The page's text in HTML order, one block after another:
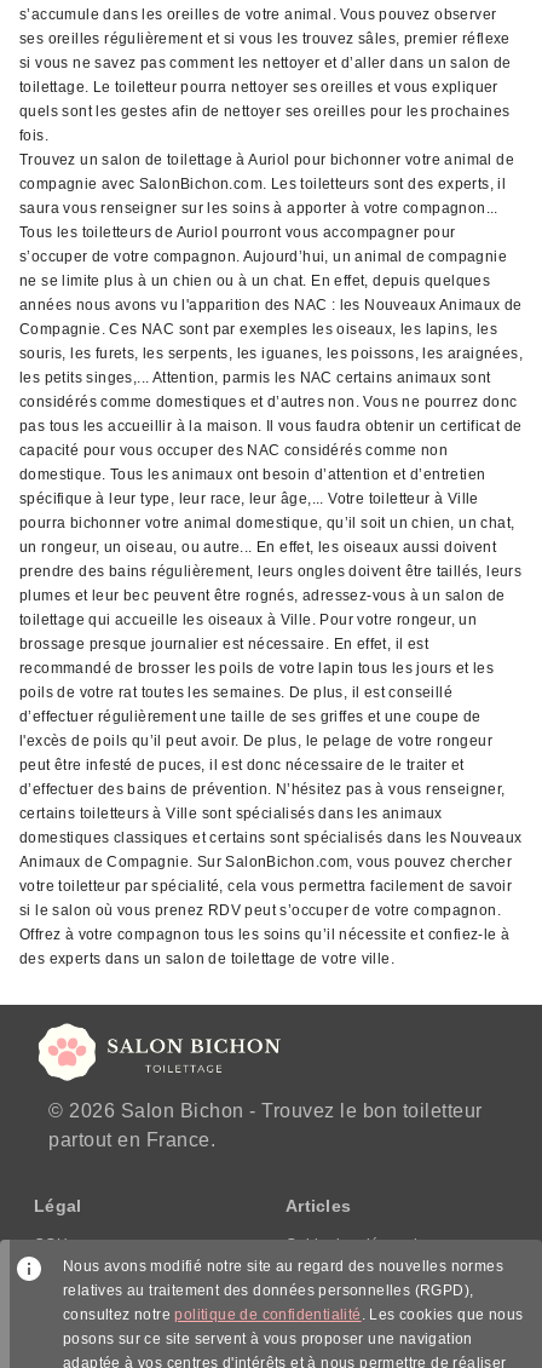
s’accumule dans les oreilles de votre animal. Vous pouvez observer
ses oreilles régulièrement et si vous les trouvez sâles, premier réflexe
si vous ne savez pas comment les nettoyer et d’aller dans un salon de
toilettage. Le toiletteur pourra nettoyer ses oreilles et vous expliquer
quels sont les gestes afin de nettoyer ses oreilles pour les prochaines
fois.
Trouvez un salon de toilettage à Auriol pour bichonner votre animal de
compagnie avec SalonBichon.com. Les toiletteurs sont des experts, il
saura vous renseigner sur les soins à apporter à votre compagnon...
Tous les toiletteurs de Auriol pourront vous accompagner pour
s’occuper de votre compagnon. Aujourd’hui, un animal de compagnie
ne se limite plus à un chien ou à un chat. En effet, depuis quelques
années nous avons vu l'apparition des NAC : les Nouveaux Animaux de
Compagnie. Ces NAC sont par exemples les oiseaux, les lapins, les
souris, les furets, les serpents, les iguanes, les poissons, les araignées,
les petits singes,... Attention, parmis les NAC certains animaux sont
considérés comme domestiques et d’autres non. Vous ne pourrez donc
pas tous les accueillir à la maison. Il vous faudra obtenir un certificat de
capacité pour vous occuper des NAC considérés comme non
domestique. Tous les animaux ont besoin d’attention et d’entretien
spécifique à leur type, leur race, leur âge,... Votre toiletteur à Ville
pourra bichonner votre animal domestique, qu’il soit un chien, un chat,
un rongeur, un oiseau, ou autre... En effet, les oiseaux aussi doivent
prendre des bains régulièrement, leurs ongles doivent être taillés, leurs
plumes et leur bec peuvent être rognés, adressez-vous à un salon de
toilettage qui accueille les oiseaux à Ville. Pour votre rongeur, un
brossage presque journalier est nécessaire. En effet, il est
recommandé de brosser les poils de votre lapin tous les jours et les
poils de votre rat toutes les semaines. De plus, il est conseillé
d’effectuer régulièrement une taille de ses griffes et une coupe de
l'excès de poils qu’il peut avoir. De plus, le pelage de votre rongeur
peut être infesté de puces, il est donc nécessaire de le traiter et
d’effectuer des bains de prévention. N’hésitez pas à vous renseigner,
certains toiletteurs à Ville sont spécialisés dans les animaux
domestiques classiques et certains sont spécialisés dans les Nouveaux
Animaux de Compagnie. Sur SalonBichon.com, vous pouvez chercher
votre toiletteur par spécialité, cela vous permettra facilement de savoir
si le salon où vous prenez RDV peut s’occuper de votre compagnon.
Offrez à votre compagnon tous les soins qu’il nécessite et confiez-le à
des experts dans un salon de toilettage de votre ville.
© 2026 Salon Bichon - Trouvez le bon toiletteur
partout en France.
Légal
CGU
CGV/CPPS
Politique de confidentialité
Articles
Guide des démarches
Nous avons modifié notre site au regard des nouvelles normes
relatives au traitement des données personnelles (RGPD),
consultez notrepolitique de confidentialité . Les cookies que nous
posons sur ce site servent à vous proposer une navigation
adaptée à vos centres d'intérêts et à nous permettre de réaliser